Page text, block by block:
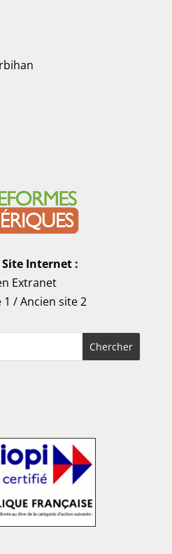
Internet :
Extranet
/Ancien site 2